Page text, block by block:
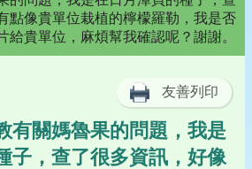
點像貴單位栽植的檸檬羅勒，我是否
給貴單位，麻煩幫我確認呢？謝謝。
友善列印
有關媽魯果的問題，我是
子，查了很多資訊，好像